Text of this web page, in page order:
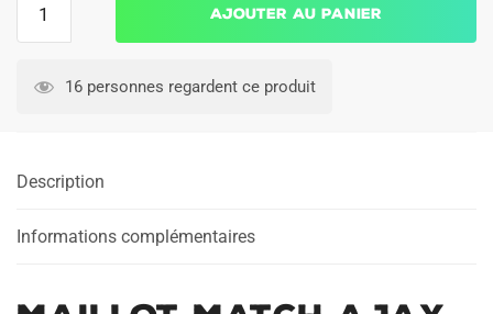
Match
2025
Ajouter au panier
16 personnes regardent ce produit
Description
Informations complémentaires